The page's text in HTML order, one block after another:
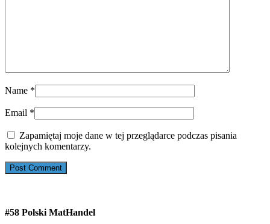
Name *
Email *
Zapamiętaj moje dane w tej przeglądarce podczas pisania
kolejnych komentarzy.
#58 Polski MatHandel